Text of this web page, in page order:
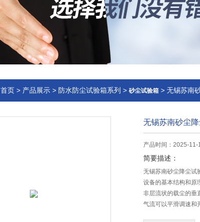
首页 > 产品展示 > 防水防尘试验箱系列 > 砂尘试验箱 > 无锡苏南
无锡苏南砂尘
产品时间：2025-11-
简要描述：
无锡苏南砂尘降尘试
设备的基本结构和原
非层流状的载尘的垂
气流可以平滑调速和